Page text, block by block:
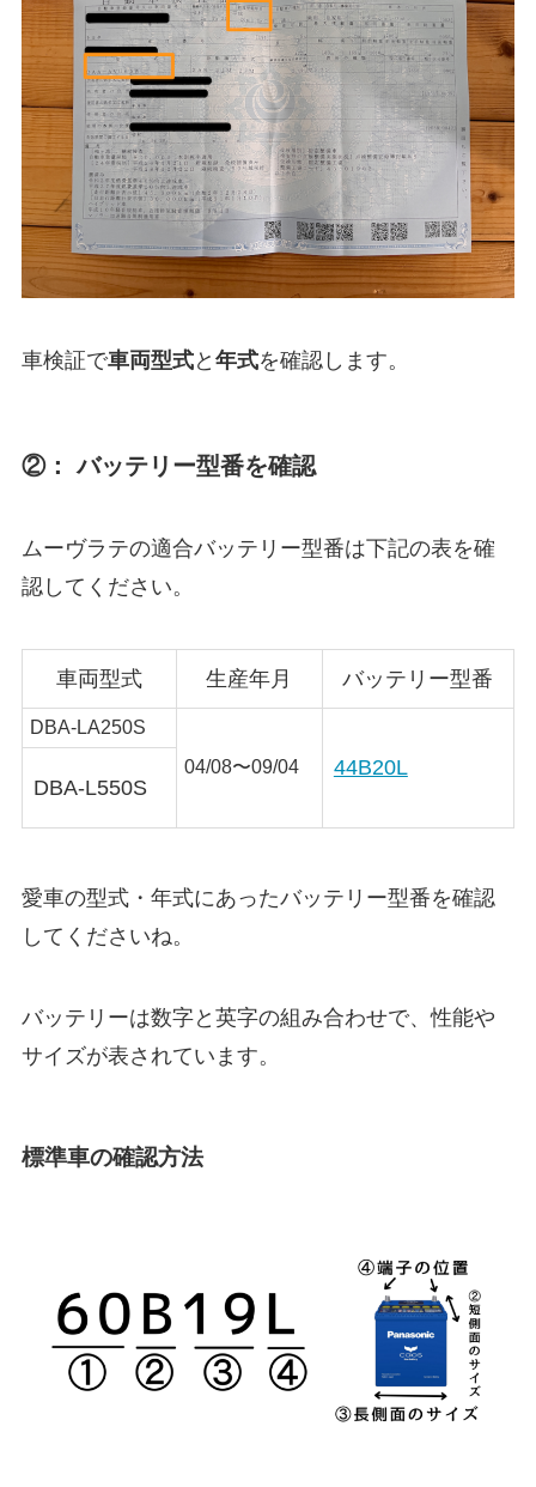
車検証で車両型式と 年式を確認します。
②： バッテリー型番を確認
ムーヴラテの適合バッテリー型番は下記の表を確
認してください。
車両型式 生産年月 バッテリー型番
DBA-LA250S
04/08〜09/04
44B20L
DBA-L550S
愛車の型式・年式にあったバッテリー型番を確認
してくださいね。
バッテリーは数字と英字の組み合わせで、性能や
サイズが表されています。
標準車の確認方法